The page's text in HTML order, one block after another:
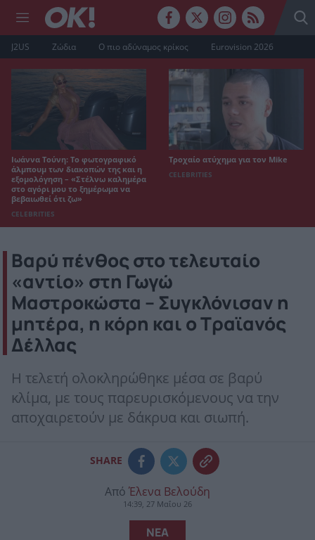
J2US Ζώδια Ο πιο αδύναμος κρίκος Eurovision 2026
Ιωάννα Τούνη: Το φωτογραφικό
άλμπουμ των διακοπών της και η
εξομολόγηση – «Στέλνω καλημέρα
στο αγόρι μου το ξημέρωμα να
βεβαιωθεί ότι ζω»
CELEBRITIES
Τροχαίο ατύχημα για τον Mike
CELEBRITIES
Βαρύ πένθος στο τελευταίο
«αντίο» στη Γωγώ
Μαστροκώστα – Συγκλόνισαν η
μητέρα, η κόρη και ο Τραϊανός
Δέλλας
Η τελετή ολοκληρώθηκε μέσα σε βαρύ
κλίμα, με τους παρευρισκόμενους να την
αποχαιρετούν με δάκρυα και σιωπή.
SHARE
Από Έλενα Βελούδη
14:39, 27 Μαΐου 26
ΝΕΑ